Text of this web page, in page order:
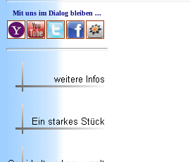
Mit uns im Dialog bleiben ...